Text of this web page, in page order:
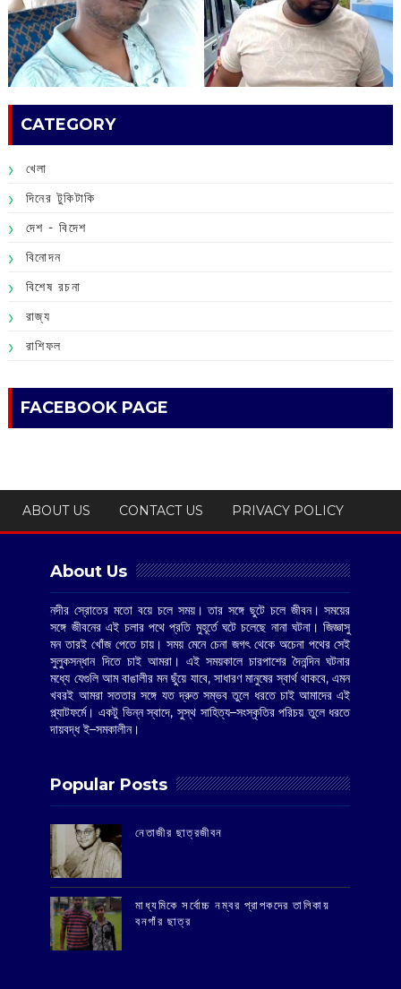
CATEGORY
খেলা
দিনের টুকিটাকি
দেশ - বিদেশ
বিনোদন
বিশেষ রচনা
রাজ্য
রাশিফল
FACEBOOK PAGE
ABOUT US CONTACT US PRIVACY POLICY
About Us
নদীর স্রোতের মতো বয়ে চলে সময়। তার সঙ্গে ছুটে চলে জীবন। সময়ের
সঙ্গে জীবনের এই চলার পথে প্রতি মুহূর্তে ঘটে চলেছে নানা ঘটনা। জিজ্ঞাসু
মন তারই খোঁজ পেতে চায়। সময় মেনে চেনা জগৎ থেকে অচেনা পথের সেই
সুলুকসন্ধান দিতে চাই আমরা। এই সময়কালে চারপাশের দৈনন্দিন ঘটনার
মধ্যে যেগুলি আম বাঙালীর মন ছুঁয়ে যাবে, সাধারণ মানুষের স্বার্থ থাকবে, এমন
খবরই আমরা সততার সঙ্গে যত দ্রুত সম্ভব তুলে ধরতে চাই আমাদের এই
প্ল্যাটফর্মে। একটু ভিন্ন স্বাদে, সুস্থ সাহিত্য–সংস্কৃতির পরিচয় তুলে ধরতে
দায়বদ্ধ ই–সমকালীন।
Popular Posts
‌নেতাজীর ছাত্রজীবন
মাধ্যমিকে সর্বোচ্চ নম্বর প্রাপকদের তালিকায়
বনগাঁর ছাত্র